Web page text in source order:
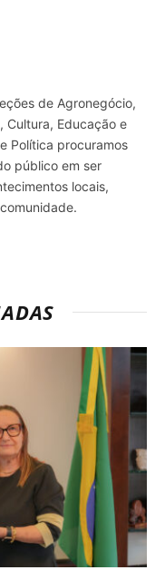
de Agronegócio,
Cultura, Educação e
Política procuramos
público em ser
locais,